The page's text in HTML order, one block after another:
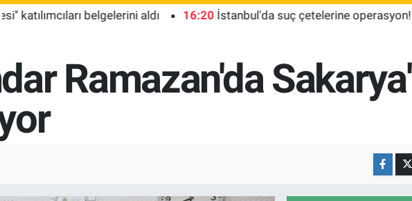
belgelerini aldı 16:20 İstanbul'da suç çetelerine operasyon!
Ramazan'da